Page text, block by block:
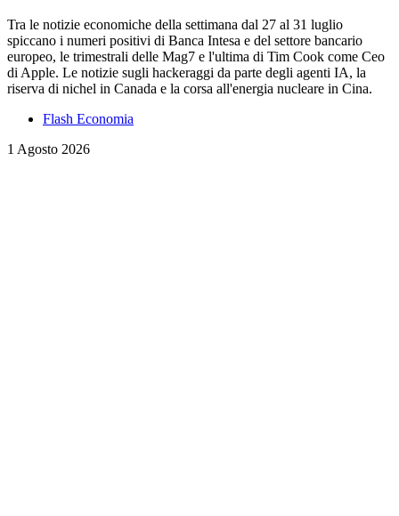
Tra le notizie economiche della settimana dal 27 al 31 luglio
spiccano i numeri positivi di Banca Intesa e del settore bancario
europeo, le trimestrali delle Mag7 e l'ultima di Tim Cook come Ceo
di Apple. Le notizie sugli hackeraggi da parte degli agenti IA, la
riserva di nichel in Canada e la corsa all'energia nucleare in Cina.
Flash Economia
1 Agosto 2026